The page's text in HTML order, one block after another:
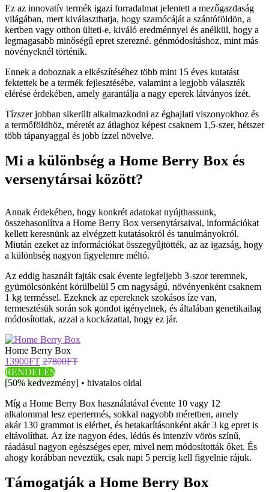
Ez az innovatív termék igazi forradalmat jelentett a mezőgazdaság
világában, mert kiválaszthatja, hogy szamócáját a szántóföldön, a
kertben vagy otthon ülteti-e, kiváló eredménnyel és anélkül, hogy a
legmagasabb minőségű epret szerezné. génmódosításhoz, mint más
növényeknél történik.
Ennek a doboznak a elkészítéséhez több mint 15 éves kutatást
fektettek be a termék fejlesztésébe, valamint a legjobb választék
elérése érdekében, amely garantálja a nagy eperek látványos ízét.
Tízszer jobban sikerült alkalmazkodni az éghajlati viszonyokhoz és
a termőföldhöz, méretét az átlaghoz képest csaknem 1,5-szer, hétszer
több tápanyaggal és jobb ízzel növelve.
Mi a különbség a Home Berry Box és
versenytársai között?
Annak érdekében, hogy konkrét adatokat nyújthassunk,
összehasonlítva a Home Berry Box versenytársaival, információkat
kellett keresnünk az elvégzett kutatásokról és tanulmányokról.
Miután ezeket az információkat összegyűjtötték, az az igazság, hogy
a különbség nagyon figyelemre méltó.
Az eddig használt fajták csak évente legfeljebb 3-szor teremnek,
gyümölcsönként körülbelül 5 cm nagyságú, növényenként csaknem
1 kg terméssel. Ezeknek az epereknek szokásos íze van,
termesztésük során sok gondot igényelnek, és általában genetikailag
módosítottak, azzal a kockázattal, hogy ez jár.
Home Berry Box
13900FT 27800FT
RENDELÉS
[50% kedvezmény] • hivatalos oldal
Míg a Home Berry Box használatával évente 10 vagy 12
alkalommal lesz epertermés, sokkal nagyobb méretben, amely
akár 130 grammot is elérhet, és betakarításonként akár 3 kg epret is
eltávolíthat. Az íze nagyon édes, lédús és intenzív vörös színű,
ráadásul nagyon egészséges eper, mivel nem módosították őket. És
ahogy korábban neveztük, csak napi 5 percig kell figyelnie rájuk.
Támogatják a Home Berry Box